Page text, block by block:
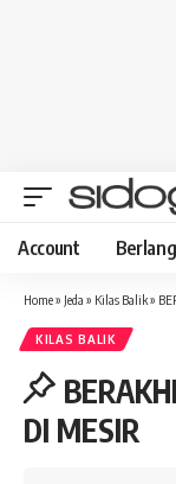
Account
Home» Jeda » Kilas Balik»
KILAS BALIK
DI MESIR